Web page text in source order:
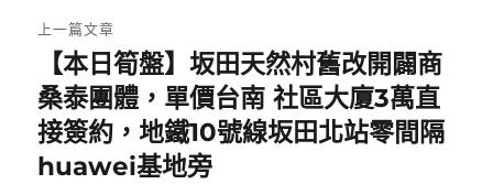
章
導
覽
上一篇文章
一
篇
文
【本日筍盤】坂田天然村舊改開闢商
桑泰團體，單價台南 社區大廈3萬直
接簽約，地鐵10號線坂田北站零間隔
huawei基地旁